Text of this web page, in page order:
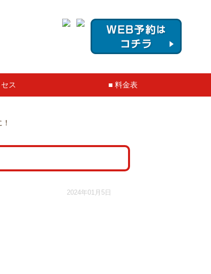
ス 料金表
2024年01月5日